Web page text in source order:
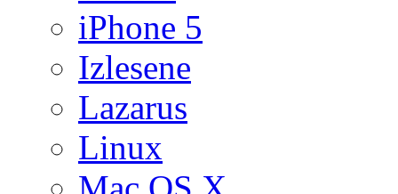
iPhone 5
Izlesene
Lazarus
Linux